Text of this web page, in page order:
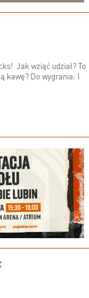
Jak wziąć udział? To
kawę? Do wygrania: I